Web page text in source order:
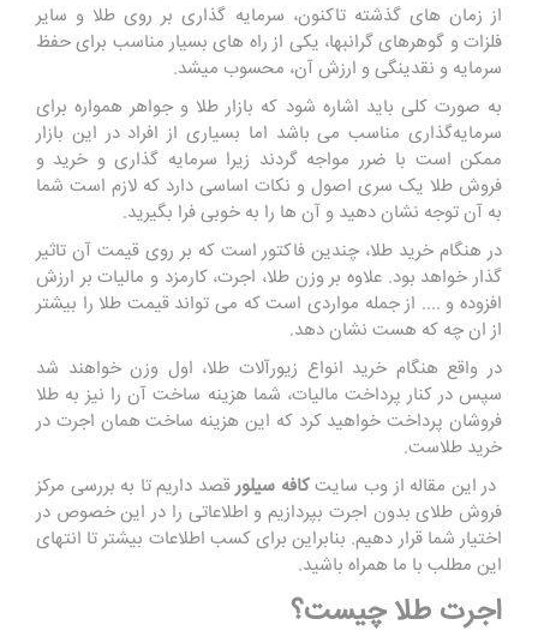
از زمان های گذشته تاکنون، سرمایه گذاری بر روی طلا و سایر
فلزات و گوهرهای گرانبها، یکی از راه های بسیار مناسب برای حفظ
سرمایه و نقدینگی و ارزش آن، محسوب میشد.
به صورت کلی باید اشاره شود که بازار طلا و جواهر همواره برای
سرمایه‌گذاری مناسب می باشد اما بسیاری از افراد در این بازار
ممکن است با ضرر مواجه گردند زیرا سرمایه گذاری و خرید و
فروش طلا یک سری اصول و نکات اساسی دارد که لازم است شما
به آن توجه نشان دهید و آن ها را به خوبی فرا بگیرید.
در هنگام خرید طلا، چندین فاکتور است که بر روی قیمت آن تاثیر
گذار خواهد بود. علاوه بر وزن طلا، اجرت، کارمزد و مالیات بر ارزش
افزوده و .... از جمله مواردی است که می تواند قیمت طلا را بیشتر
از ان چه که هست نشان دهد.
در واقع هنگام خرید انواع زیورآلات طلا، اول وزن خواهند شد
سپس در کنار پرداخت مالیات، شما هزینه ساخت آن را نیز به طلا
فروشان پرداخت خواهید کرد که این هزینه ساخت همان اجرت در
خرید طلاست.
در این مقاله از وب سایتکافه سیلورقصد داریم تا به بررسی مرکز
فروش طلای بدون اجرت بپردازیم و اطلاعاتی را در این خصوص در
اختیار شما قرار دهیم. بنابراین برای کسب اطلاعات بیشتر تا انتهای
این مطلب با ما همراه باشید.
اجرت طلا چیست؟